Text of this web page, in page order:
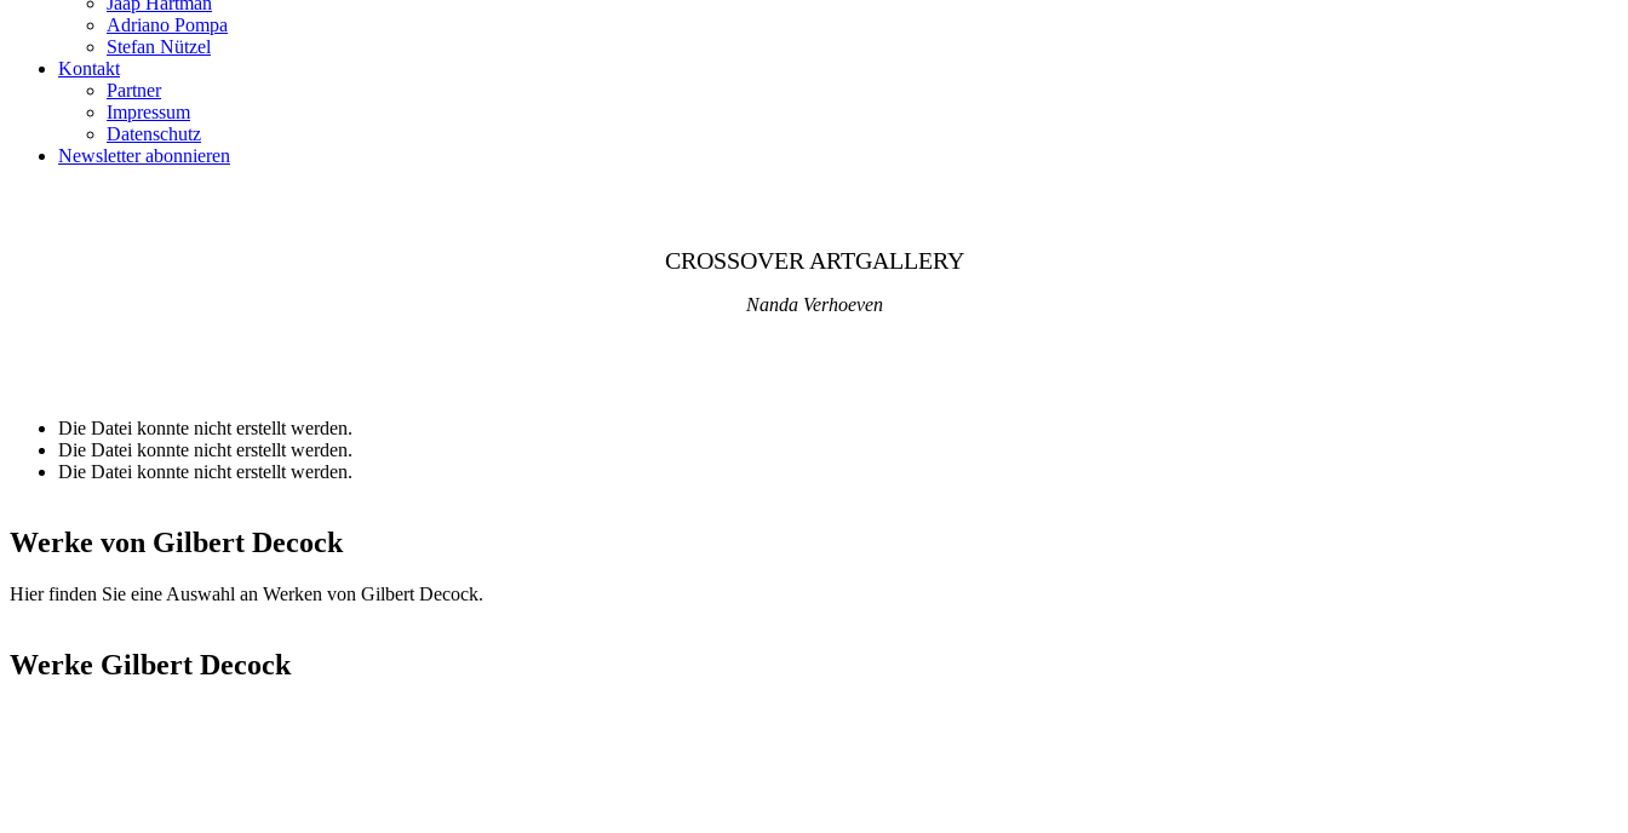
Adriano Pompa
Stefan Nützel
Kontakt
Partner
Impressum
Datenschutz
Newsletter abonnieren
CROSSOVER ARTGALLERY
Nanda Verhoeven
Fehlermeldung
Die Datei konnte nicht erstellt werden.
Die Datei konnte nicht erstellt werden.
Die Datei konnte nicht erstellt werden.
Werke von Gilbert Decock
Hier finden Sie eine Auswahl an Werken von Gilbert Decock.
Werke Gilbert Decock